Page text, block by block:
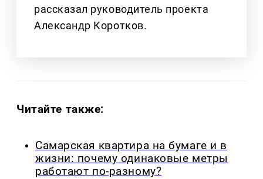
рассказал руководитель проекта
Александр Коротков.
Читайте также:
Самарская квартира на бумаге и в
жизни: почему одинаковые метры
работают по-разному?